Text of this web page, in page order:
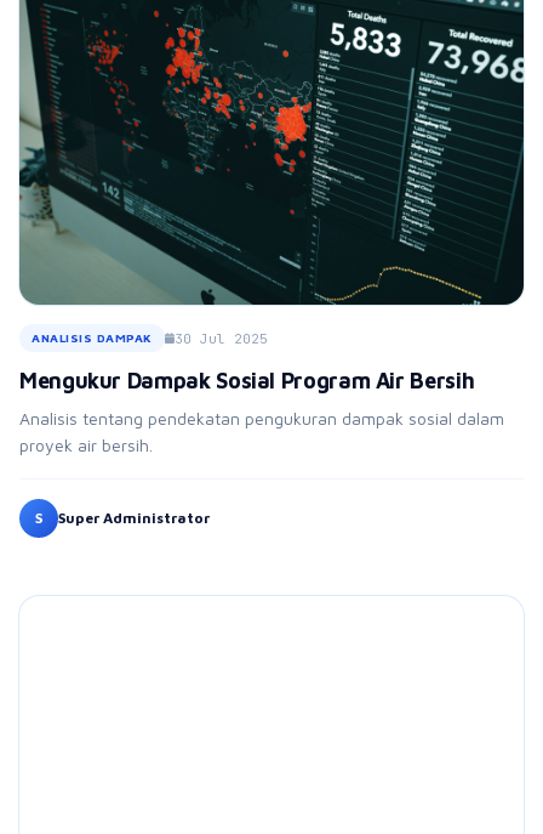
ANALISIS DAMPAK 30 Jul 2025
Mengukur Dampak Sosial Program Air Bersih
Analisis tentang pendekatan pengukuran dampak sosial dalam
proyek air bersih.
S Super Administrator